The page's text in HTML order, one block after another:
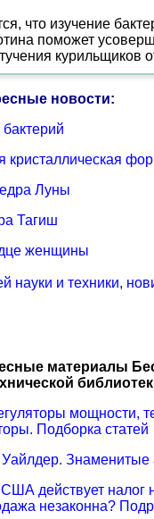
что изучение
поможет
курильщиков
новости:
кристаллическая
Луны
Тагиш
женщины
науки и техники,
материалы
мощности,
Подборка статей
Уайлдер.
действует налог
незаконна?